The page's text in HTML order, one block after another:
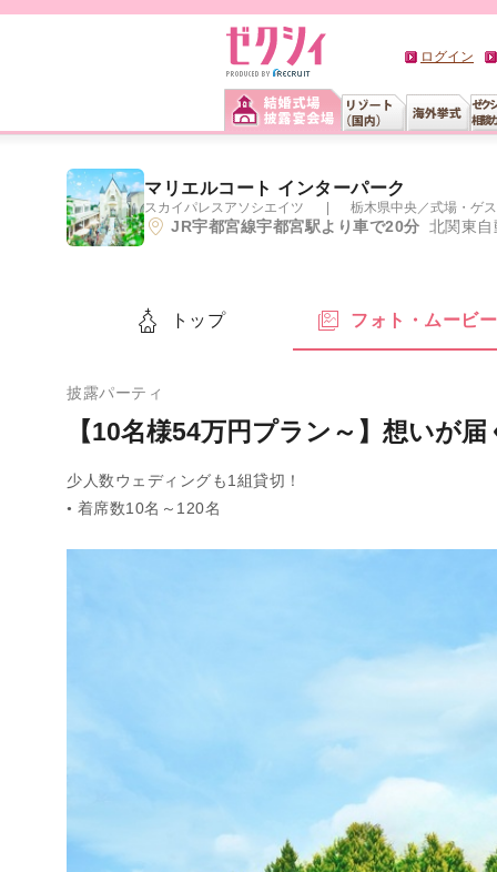
ログイン
マリエルコート インターパーク
スカイパレスアソシエイツ 栃木県中央 ／式場・ゲ
JR宇都宮線宇都宮駅より車で20分 北関東
トップ フォト・ムービー
【10名様54万円プラン～】想いが
披露パーティ
少人数ウェディングも1組貸切！
● 着席数10名～120名